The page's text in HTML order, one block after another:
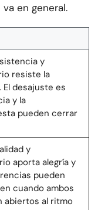
en general.
y
resiste la
El desajuste es
y la
pueden cerrar
y
aporta alegría y
pueden
cuando ambos
abiertos al ritmo